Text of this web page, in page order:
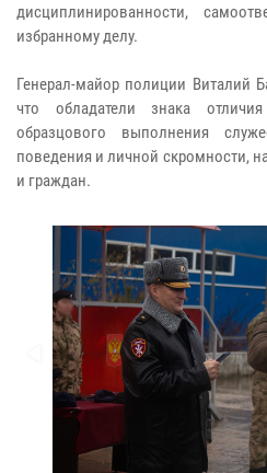
дисциплинированности,
избранному делу.
Генерал-майор полиции Виталий
что обладатели знака
образцового выполнения
поведения и личной скромности,
и граждан.